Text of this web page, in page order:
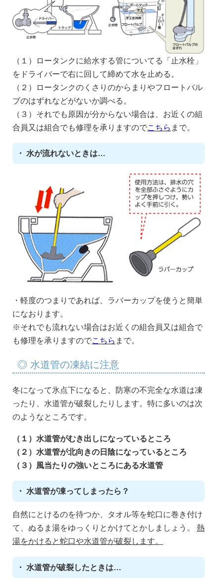
（１）ロータンクに給水する管についてる「止水栓」
をドライバーで右に回して締めて水を止める。
（２）ロータンクのくさりのからまりやフロートバル
ブのはずれなどがないか調べる。
（３）それでも原因が分からない場合は、お近くの組
合員又は組合でも修理を承りますのでこちら まで。
・ 水が流れないときは…
・軽度のつまりであれば、ラバーカップを使うと簡単
になおります。
※それでも流れない場合はお近くの組合員又は組合で
も修理を承りますのでこちら まで。
◎ 水道管の凍結に注意
冬になって氷点下になると、防寒の不完全な水道は凍
ったり、水道管が破裂したりします。特に多いのは次
のようなところです。
（１）水道管がむき出しになっているところ
（２）水道管が北向きの日陰になっているところ
（３）風当たりの強いところにある水道管
・ 水道管が凍ってしまったら？
自然にとけるのを待つか、タオル等を蛇口に巻き付け
て、ぬるま湯をゆっくりとかけてとかしましょう。 熱
湯をかけると蛇口や水道管が破裂します。
・ 水道管が破裂したときは…